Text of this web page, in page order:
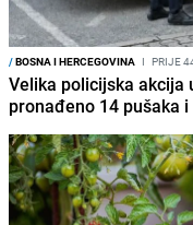
/BOSNA I HERCEGOVINA I PRIJE
Velika policijska akcija
pronađeno 14 pušaka